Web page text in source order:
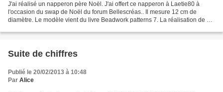
J'ai réalisé un napperon père Noël. J'ai offert ce napperon à Laetie80 à
l'occasion du swap de Noël du forum Bellescréas.. Il mesure 12 cm de
diamètre. Le modèle vient du livre Beadwork patterns 7. La réalisation de ce
Suite de chiffres
Publié le 20/02/2013 à 10:48
Par Alice